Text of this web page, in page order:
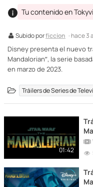
Subido porficcion · hace 3
Tu contenido en
Disney presenta el nuevo
Mandalorian”, la serie
en marzo de 2023.
Tráilers de Series de
01:42